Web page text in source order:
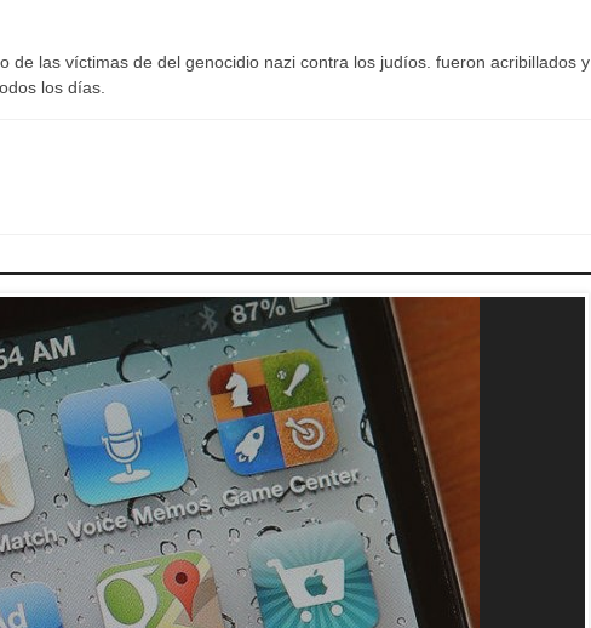
las víctimas de del genocidio nazi contra los judíos. fueron acribillados y
los días.